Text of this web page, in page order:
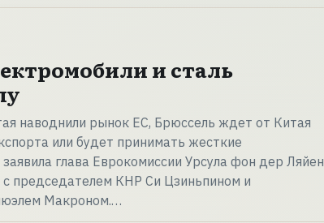
и сталь
наводнили рынок ЕС, Брюссель ждет от Китая
или будет принимать жесткие
глава Еврокомиссии Урсула фон дер Ляйен
с председателем КНР Си Цзиньпином и
Макроном.…